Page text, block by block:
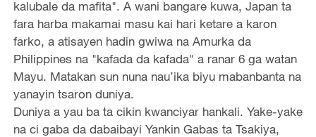
kalubale da mafita". A wani bangare kuwa, Japan ta
fara harba makamai masu kai hari ketare a karon
farko, a atisayen hadin gwiwa na Amurka da
Philippines na "kafada da kafada" a ranar 6 ga watan
Mayu. Matakan sun nuna nau’ika biyu mabanbanta na
yanayin tsaron duniya.
Duniya a yau ba ta cikin kwanciyar hankali. Yake-yake
na ci gaba da dabaibayi Yankin Gabas ta Tsakiya,